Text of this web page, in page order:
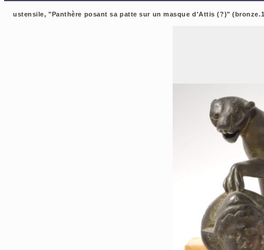
ustensile, "Panthère posant sa patte sur un masque d'Attis (?)"